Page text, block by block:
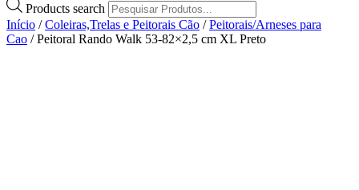
Products search
Início /Coleiras,Trelas e Peitorais Cão /Peitorais/Arneses para
Cao / Peitoral Rando Walk 53-82×2,5 cm XL Preto